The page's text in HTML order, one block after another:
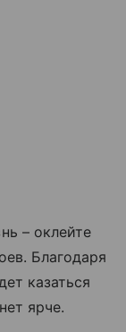
– оклейте
Благодаря
казаться
ярче.